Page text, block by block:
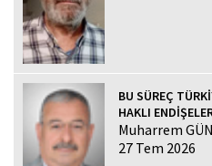
BU SÜREÇ
HAKLI
Muharrem
27 Tem 2026